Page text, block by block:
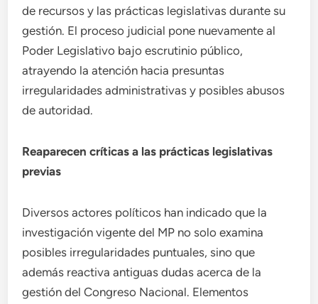
de recursos y las prácticas legislativas durante su
gestión. El proceso judicial pone nuevamente al
Poder Legislativo bajo escrutinio público,
atrayendo la atención hacia presuntas
irregularidades administrativas y posibles abusos
de autoridad.
Reaparecen críticas a las prácticas legislativas
previas
Diversos actores políticos han indicado que la
investigación vigente del MP no solo examina
posibles irregularidades puntuales, sino que
además reactiva antiguas dudas acerca de la
gestión del Congreso Nacional. Elementos